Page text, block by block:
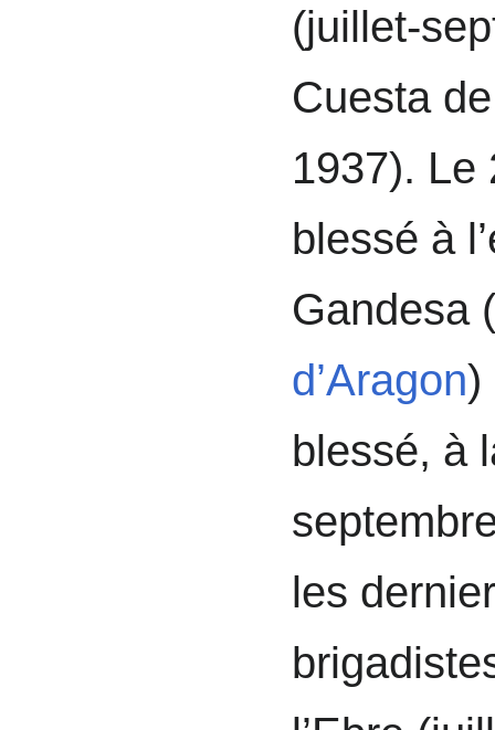
(juillet-
Cuesta
1937). Le
blessé à
Gandesa (
d’Aragon)
blessé, à
les